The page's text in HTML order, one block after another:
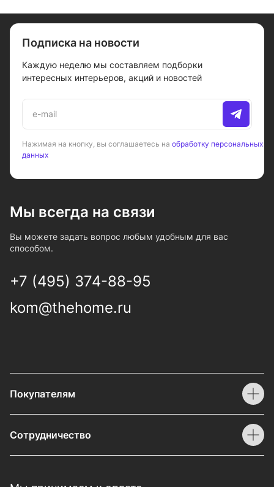
Подписка на новости
Каждую неделю мы составляем подборки
интересных интерьеров, акций и новостей
Нажимая на кнопку, вы соглашаетесь на обработку персональных
данных
Мы всегда на связи
Вы можете задать вопрос любым удобным для вас
способом.
+7 (495) 374-88-95
kom@thehome.ru
Покупателям
Сотрудничество